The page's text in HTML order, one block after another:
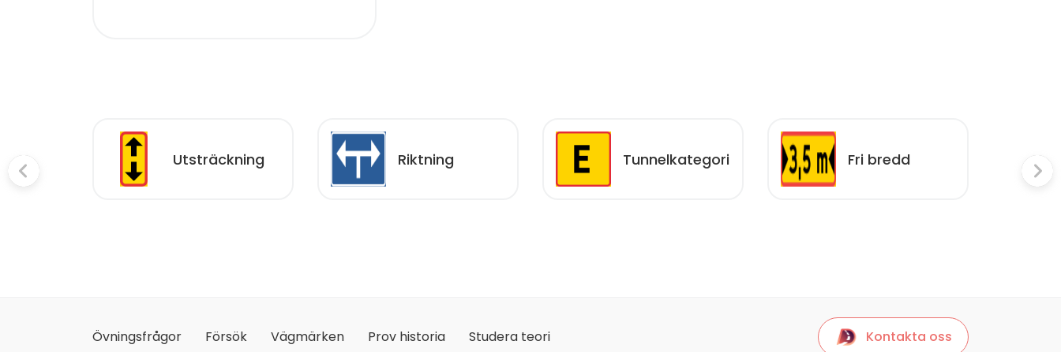
Utsträckning Riktning Tunnelkategori Fri bredd
Övningsfrågor Försök Vägmärken Prov historia Studera teori Kontakta oss